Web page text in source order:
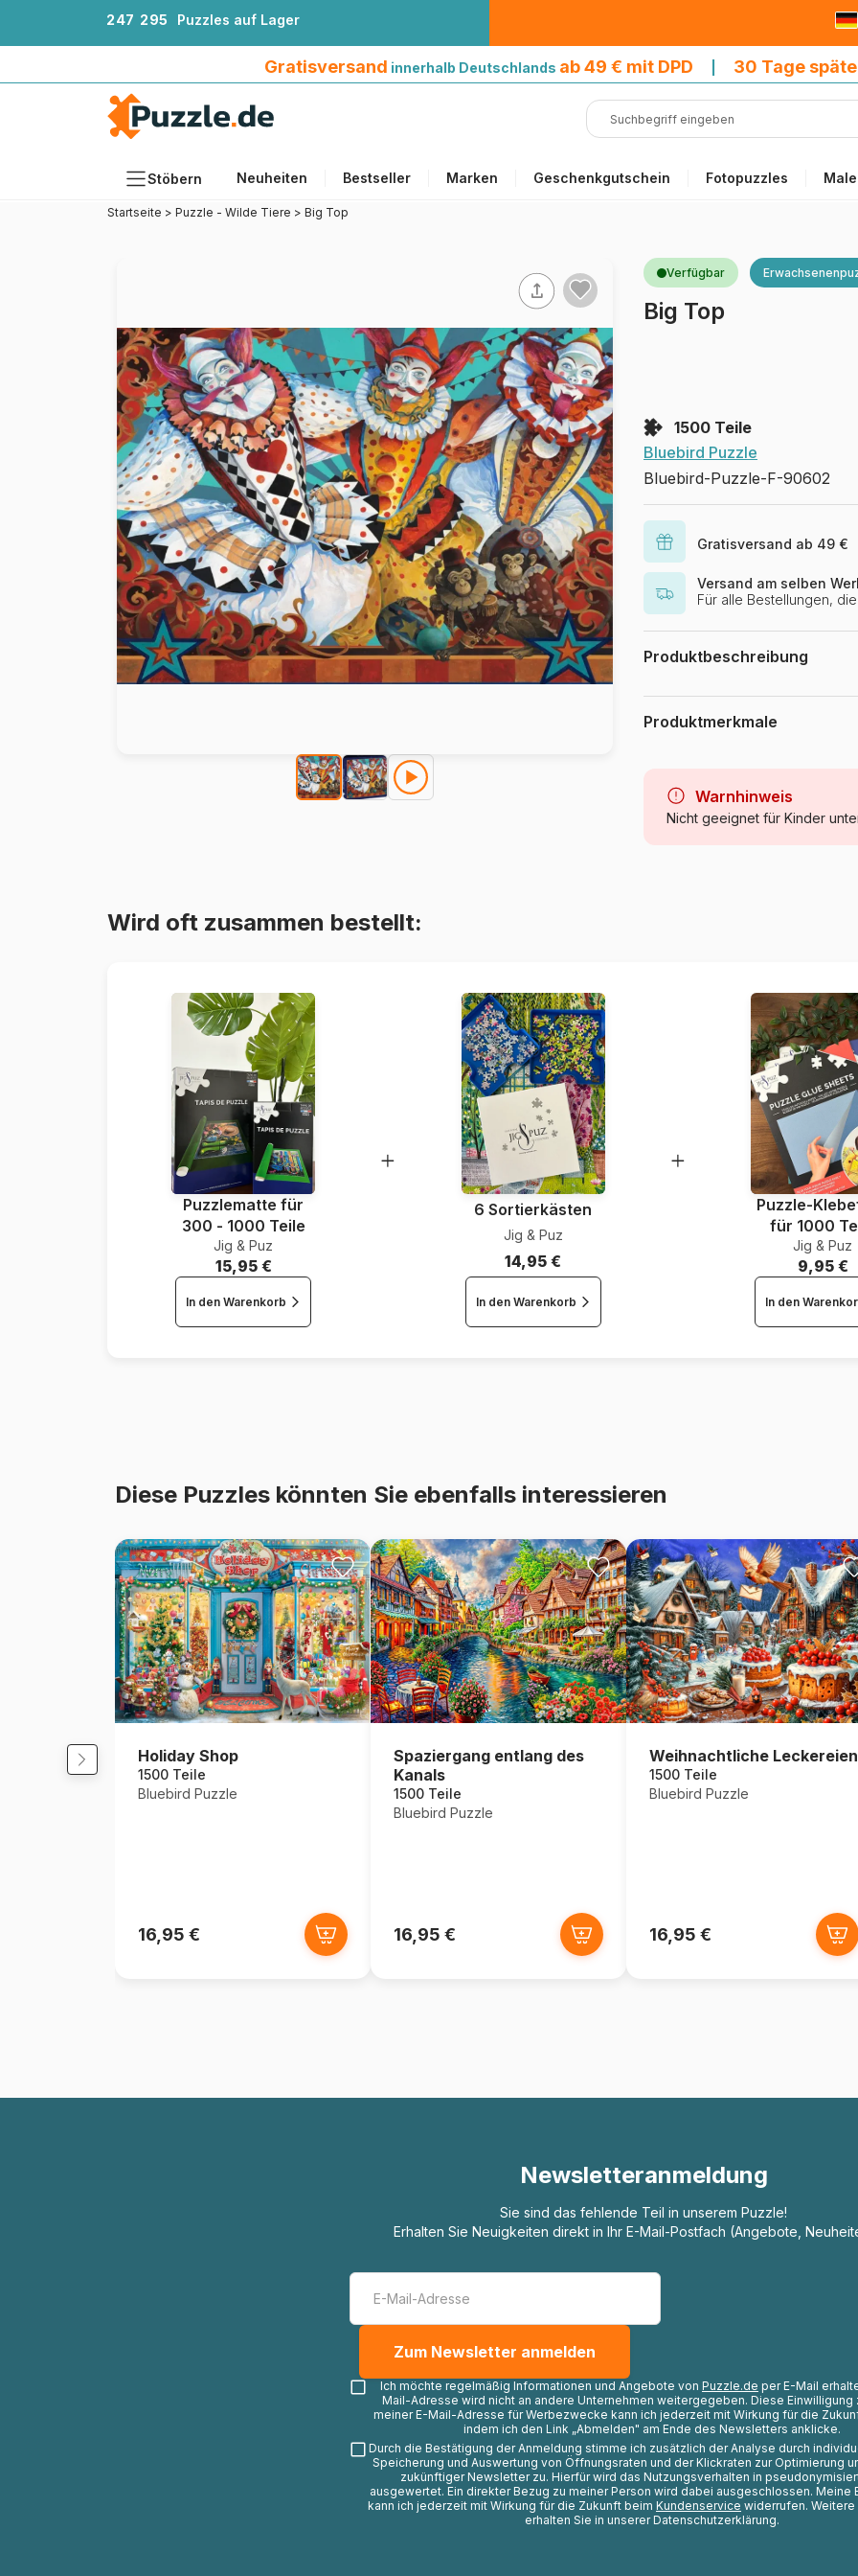
247 295 Puzzles auf Lager
Gratisversand innerhalb Deutschlands ab 49 € mit DPD 30 Tage
Stöbern Neuheiten Bestseller Marken Geschenkgutschein Fotopuzzles
Alter
Künstlerinnen und Künstler
Zubehör
Holzpuzzles
Malen nach Zahlen
Startseite > Puzzle - Wilde Tiere > Big Top
Verfügbar
Big Top
1500 Teile
Bluebird Puzzle
Bluebird-Puzzle-F-90602
Gratisversand ab 49 €
Versand am selben
Für alle Bestellungen,
Produktbeschreibung
David Galchutt / artlicensing.com
Produktmerkmale
Kategorie
Alter
Warnhinweis
Nicht geeignet für Kinder
Wird oft zusammen bestellt:
Puzzlematte für
300 - 1000 Teile
Jig & Puz
15,95 €
In den Warenkorb
6 Sortierkästen
Jig & Puz
14,95 €
In den Warenkorb
Puzzle-
für 1000
Jig & Puz
9,95 €
In den
Diese Puzzles könnten Sie ebenfalls interessieren
Holiday Shop
1500 Teile
Bluebird Puzzle
16,95 €
Spaziergang entlang des
Kanals
1500 Teile
Bluebird Puzzle
16,95 €
Weihnachtliche Leckereien
1500 Teile
Bluebird Puzzle
16,95 €
Newsletteranmeldung
Sie sind das fehlende Teil in unserem Puzzle!
Erhalten Sie Neuigkeiten direkt in Ihr E-Mail-Postfach (Angebote,
Ich möchte regelmäßig Informationen und Angebote von Puzzle.de per E-Mail
Mail-Adresse wird nicht an andere Unternehmen weitergegeben. Diese Einwilligung
meiner E-Mail-Adresse für Werbezwecke kann ich jederzeit mit Wirkung für die
indem ich den Link „Abmelden" am Ende des Newsletters anklicke.
Durch die Bestätigung der Anmeldung stimme ich zusätzlich der Analyse durch
Speicherung und Auswertung von Öffnungsraten und der Klickraten zur Optimierung
zukünftiger Newsletter zu. Hierfür wird das Nutzungsverhalten in
ausgewertet. Ein direkter Bezug zu meiner Person wird dabei ausgeschlossen. Meine
kann ich jederzeit mit Wirkung für die Zukunft beim Kundenservice widerrufen.
erhalten Sie in unserer Datenschutzerklärung.